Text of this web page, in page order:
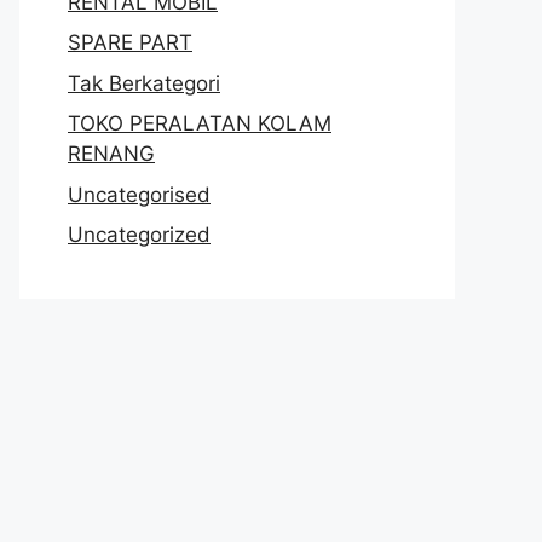
SPARE PART
Tak Berkategori
TOKO PERALATAN KOLAM
RENANG
Uncategorised
Uncategorized